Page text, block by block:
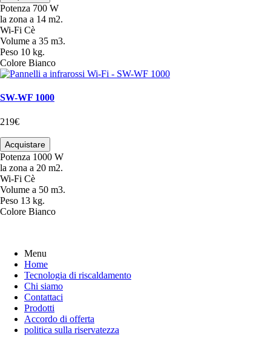
Potenza 700 W
la zona a 14 m2.
Wi-Fi Cè
Volume a 35 m3.
Peso 10 kg.
Colore Bianco
SW-WF 1000
219€
Acquistare
Potenza 1000 W
la zona a 20 m2.
Wi-Fi Cè
Volume a 50 m3.
Peso 13 kg.
Colore Bianco
Menu
Home
Tecnologia di riscaldamento
Chi siamo
Contattaci
Prodotti
Accordo di offerta
politica sulla riservatezza